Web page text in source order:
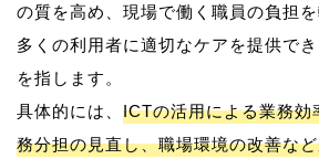
の質を高め、現場で働く職員の負担
多くの利用者に適切なケアを提供で
を指します。
具体的には、 ICTの活用による業務効
務分担の見直し、職場環境の改善な